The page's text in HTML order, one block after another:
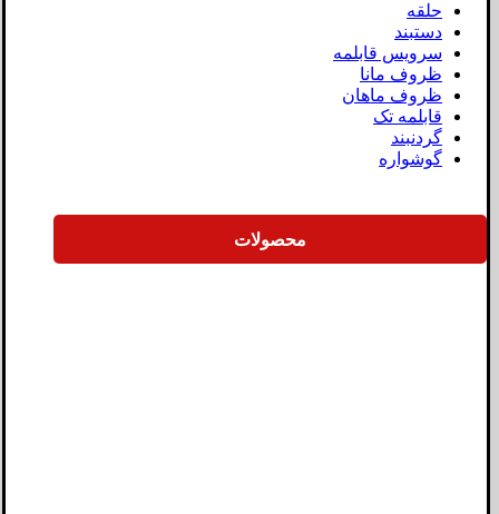
حلقه
دستبند
سرویس قابلمه
ظروف مانا
ظروف ماهان
قابلمه تک
گردنبند
گوشواره
محصولات